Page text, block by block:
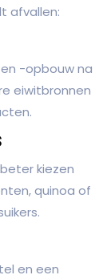
afvallen:
-opbouw na
eiwitbronnen
kiezen
quinoa of
en een